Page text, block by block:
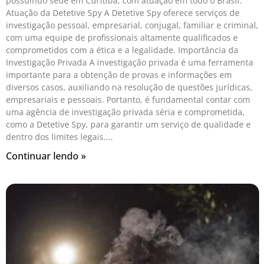
Atuação da Detetive Spy A Detetive Spy oferece serviços de
investigação pessoal, empresarial, conjugal, familiar e criminal,
com uma equipe de profissionais altamente qualificados e
comprometidos com a ética e a legalidade. Importância da
Investigação Privada A investigação privada é uma ferramenta
importante para a obtenção de provas e informações em
diversos casos, auxiliando na resolução de questões jurídicas,
empresariais e pessoais. Portanto, é fundamental contar com
uma agência de investigação privada séria e comprometida,
como a Detetive Spy, para garantir um serviço de qualidade e
dentro dos limites legais.
Continuar lendo »